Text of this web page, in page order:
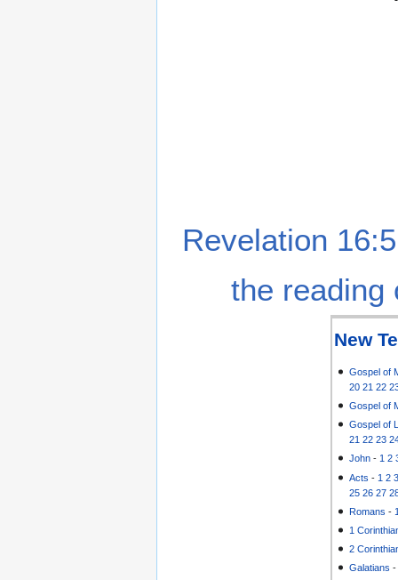
Revelation
the reading
New
Gospel of
20 21 22
Gospel of
Gospel of
21 22 23
John -1 2
Acts - 1 2
25 26 27
Romans -
1
2
Galatians